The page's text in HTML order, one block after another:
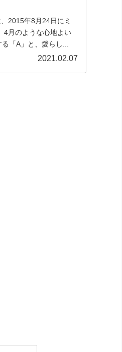
2015年8月24日にミ
4月のような心地よい
「A」と、愛らし...
2021.02.07